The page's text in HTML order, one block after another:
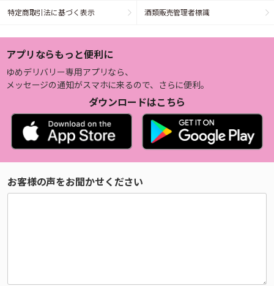
特定商取引法に基づく表示 酒類販売管理者標識
アプリならもっと便利に
ゆめデリバリー専用アプリなら、
メッセージの通知がスマホに来るので、さらに便利。
ダウンロードはこちら
お客様の声をお聞かせください